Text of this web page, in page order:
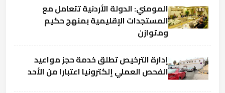
المومني: الدولة الأردنية تتعامل مع
المستجدات الإقليمية بمنهج حكيم
ومتوازن
إدارة الترخيص تطلق خدمة حجز مواعيد
الفحص العملي إلكترونيا اعتبارا من الأحد